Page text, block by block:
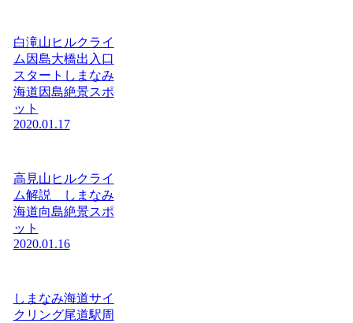
白滝山ヒルクライ
ム因島大橋出入口
スタートしまなみ
海道因島絶景スポ
ット
2020.01.17
高見山ヒルクライ
ム解説 しまなみ
海道向島絶景スポ
ット
2020.01.16
しまなみ海道サイ
クリング尾道駅周